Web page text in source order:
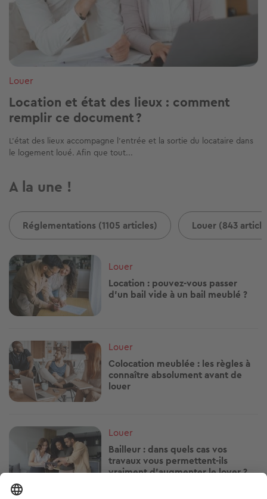
Louer
Location et état des lieux : comment
remplir ce document ?
L’état des lieux accompagne l’entrée et la sortie du locataire dans
le logement loué. Afin que tout...
A la une !
Réglementations (1105 articles) Louer (843
Image
Louer
Location : pouvez-vous passer
d’un bail vide à un bail meublé ?
Image
Louer
Colocation meublée : les règles à
connaître absolument avant de
louer
Image
Louer
Bailleur : dans quels cas vos
travaux vous permettent-ils
vraiment d’augmenter le loyer ?